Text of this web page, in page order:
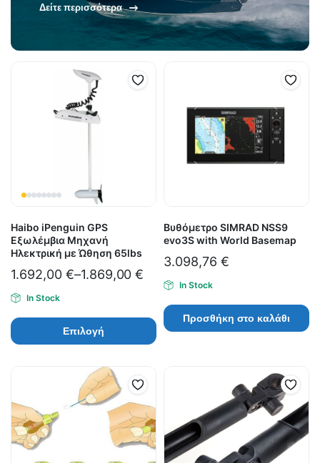
Δείτε περισσότερα
Haibo iPenguin GPS
Εξωλέμβια Μηχανή
Ηλεκτρική με Ώθηση 65lbs
1.692,00 €–1.869,00€
In Stock
Επιλογή
Βυθόμετρο SIMRAD NSS9
evo3S with World Basemap
3.098,76 €
In Stock
Προσθήκη στο καλάθι